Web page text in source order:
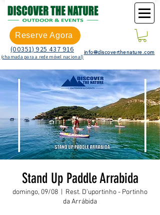
Reserve Agora
(00351) 925 437 916
(chamada para a rede móvel nacional)
info@discoverthenature.com
Stand Up Paddle Arrabida
domingo, 09/08
Rest. D'uportinho - Portinho
da Arrábida